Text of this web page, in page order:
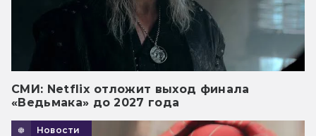
СМИ: Netflix отложит выход финала
«Ведьмака» до 2027 года
Новости